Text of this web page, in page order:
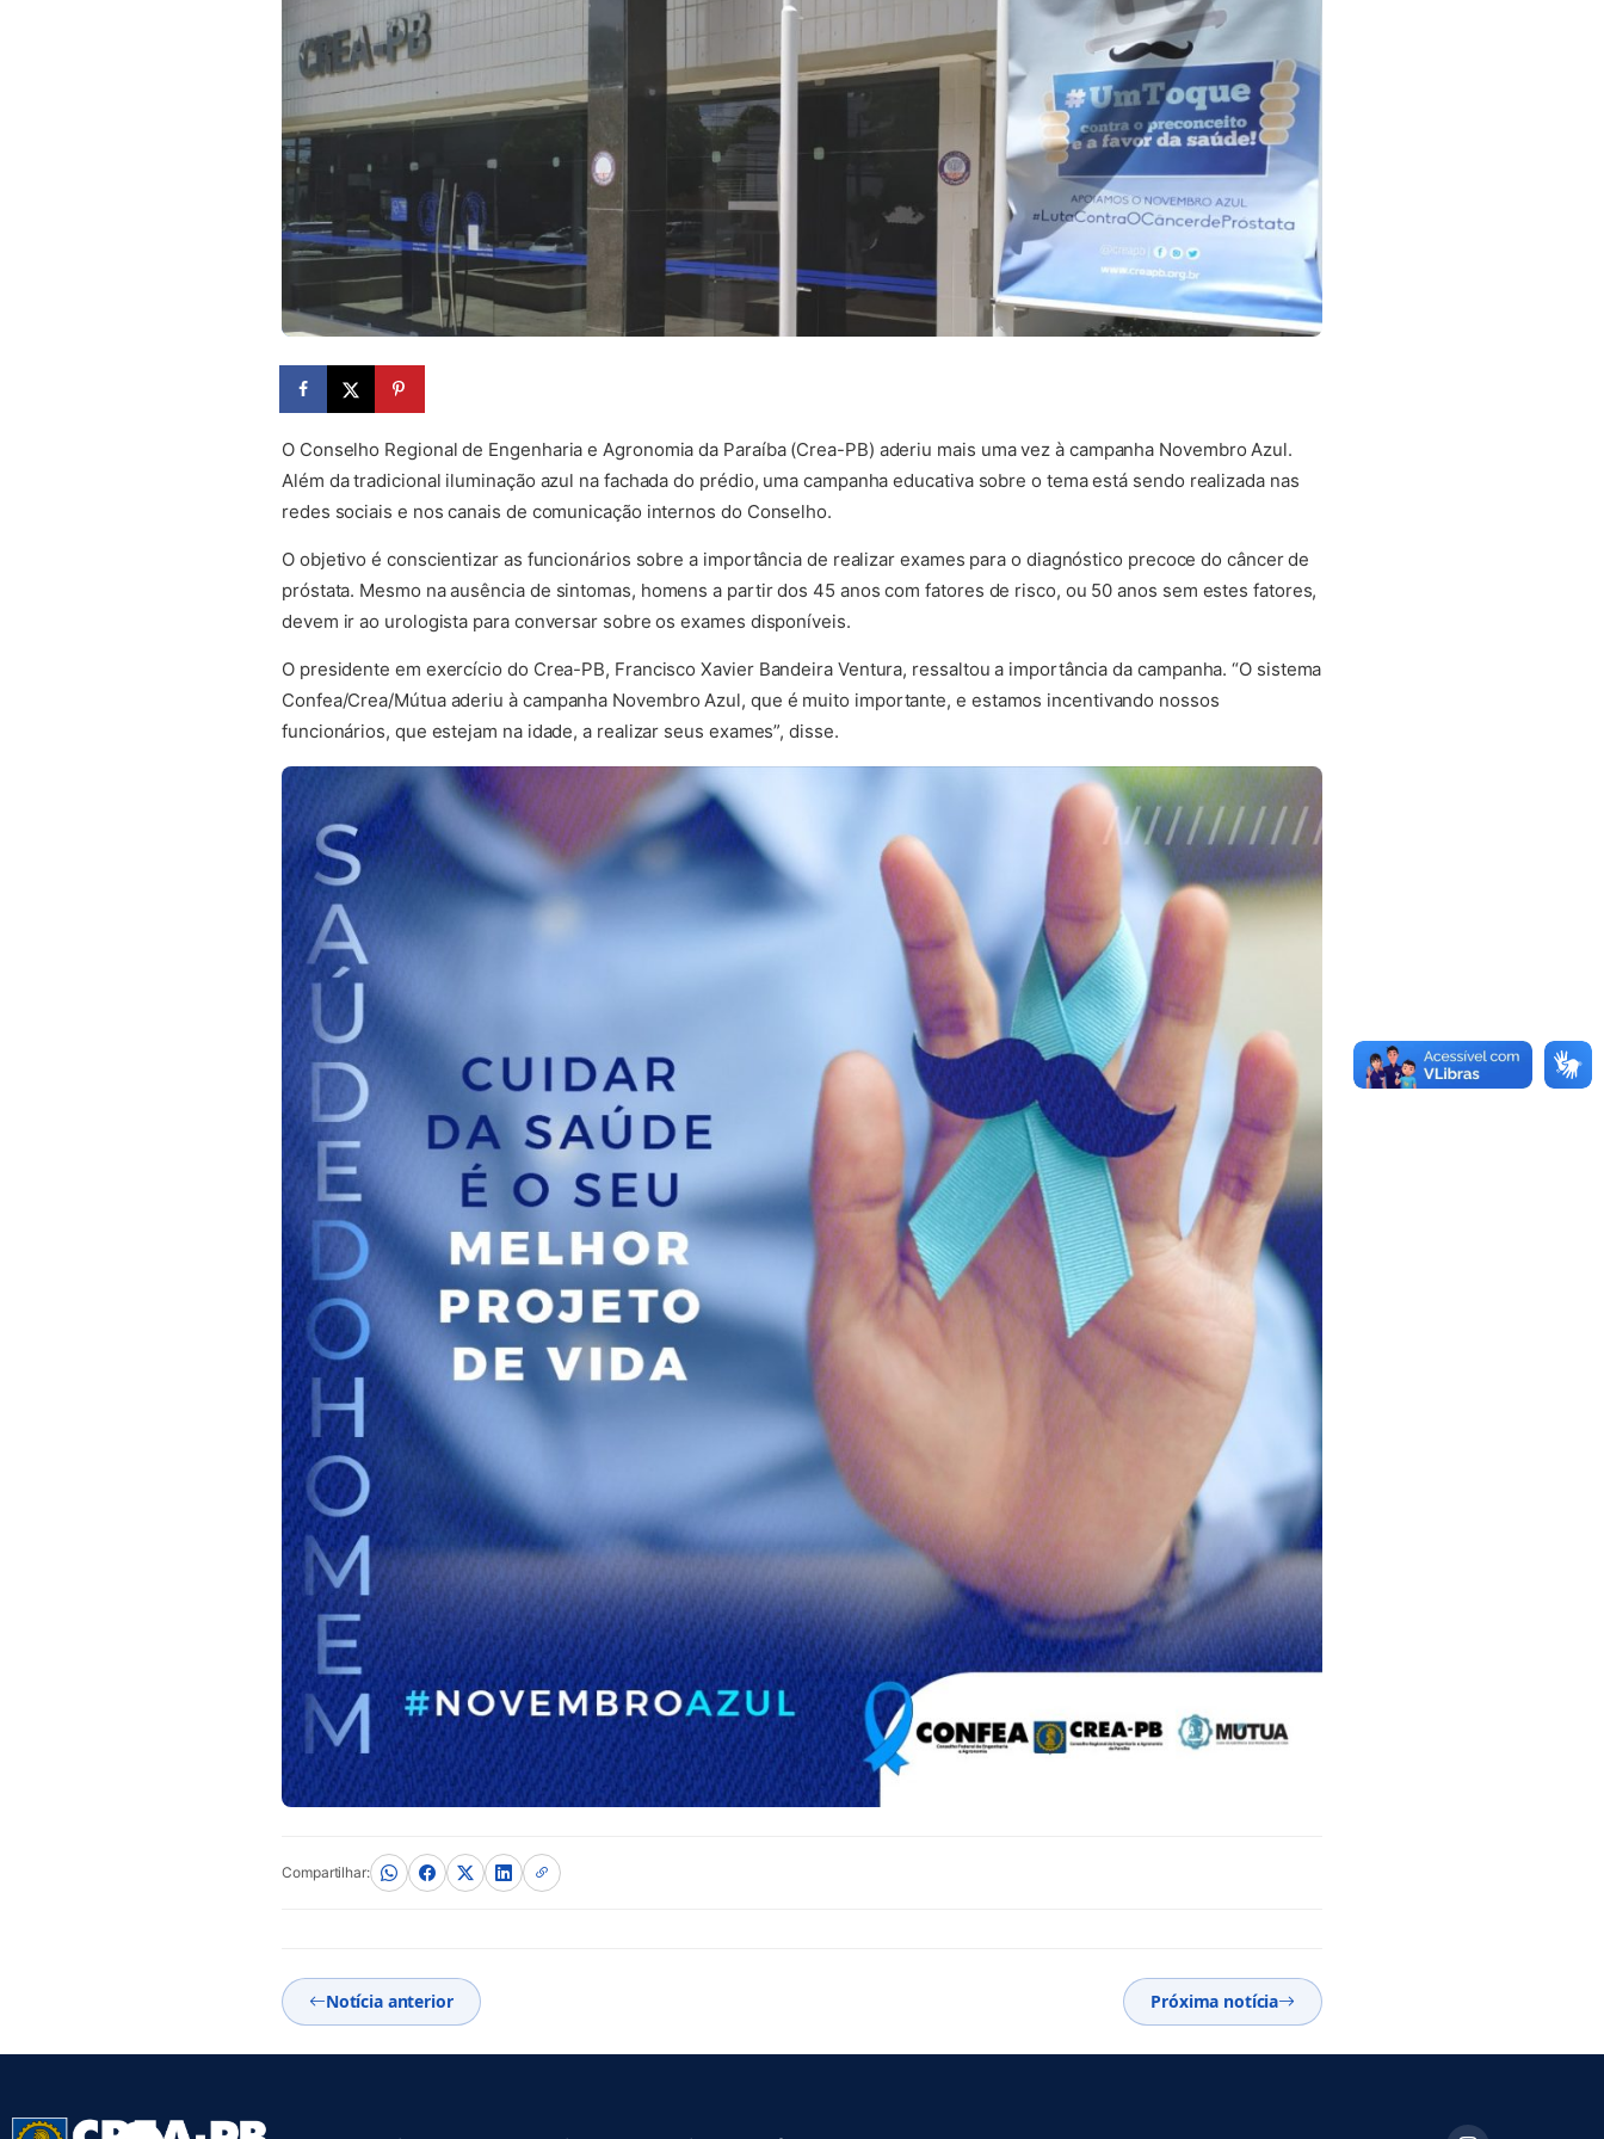
O Conselho Regional de Engenharia e Agronomia da Paraíba (Crea-PB) aderiu mais uma vez à campanha Novembro Azul.
Além da tradicional iluminação azul na fachada do prédio, uma campanha educativa sobre o tema está sendo realizada nas
redes sociais e nos canais de comunicação internos do Conselho.
O objetivo é conscientizar as funcionários sobre a importância de realizar exames para o diagnóstico precoce do câncer de
próstata. Mesmo na ausência de sintomas, homens a partir dos 45 anos com fatores de risco, ou 50 anos sem estes fatores,
devem ir ao urologista para conversar sobre os exames disponíveis.
O presidente em exercício do Crea-PB, Francisco Xavier Bandeira Ventura, ressaltou a importância da campanha. “O sistema
Confea/Crea/Mútua aderiu à campanha Novembro Azul, que é muito importante, e estamos incentivando nossos
funcionários, que estejam na idade, a realizar seus exames”, disse.
Compartilhar:
Notícia anterior Próxima notícia